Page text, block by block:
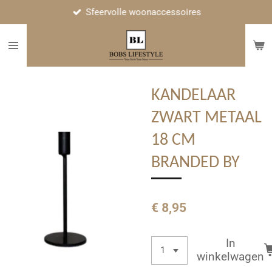
naar
Sfeervolle woonaccessoires
KANDELAAR
ZWART METAAL
18 CM
BRANDED BY
€ 8,95
In
winkelwagen